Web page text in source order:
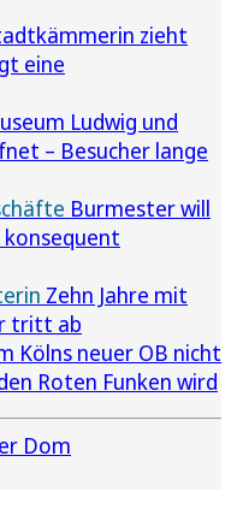
zieht
eine
Ludwig und
– Besucher lange
Burmester will
konsequent
Zehn Jahre mit
tritt ab
Kölns neuer OB nicht
Roten Funken wird
Dom